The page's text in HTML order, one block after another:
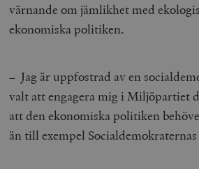
värnande om jämlikhet med
ekonomiska politiken.
– Jag är uppfostrad av en
valt att engagera mig i Miljöpartiet
att den ekonomiska politiken
än till exempel Socialdemokraternas